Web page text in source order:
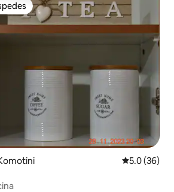
Calificación
5.0 (36)